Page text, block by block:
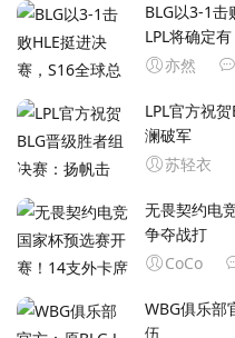
BLG以3-1击
LPL将确定有
亦然
LPL官方祝
澜破军
苏轻衣
无畏契约电
争夺战打
CoCo
WBG俱乐部
伍